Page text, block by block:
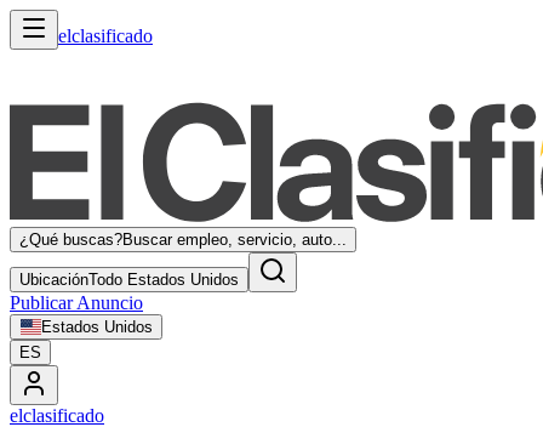
elclasificado
¿Qué buscas?Buscar empleo, servicio, auto...
UbicaciónTodo Estados Unidos
Publicar Anuncio
Estados Unidos
ES
elclasificado